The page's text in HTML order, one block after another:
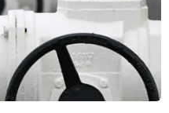
một trung tâm
tế